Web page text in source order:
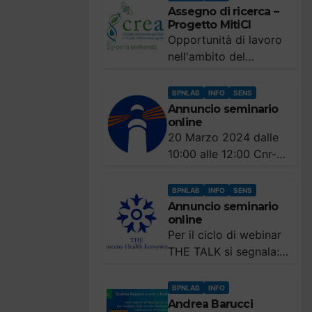
individuato a Viareggio
(Lucca) a 2 km dalla
costa. I primi resti, 4
enormi...
Assegno di ricerca –
Progetto MitiCI
Opportunità di lavoro
nell'ambito del
MitiCI "Valorizzazione
di specie mediterranee
per una forestazione
urbana volta alla
Mitigazione dei
e dell'Inquinamento",
cofinanziato da Cnr-
Ifac. Il CREA Centro...
BPNLAB INFO SENS
Annuncio seminario
online
20 Marzo 2024 dalle
10:00 alle 12:00 Cnr-
attività del progetto
PhotonHub Europe,
organizza un nuovo
seminario online
dedicato alle
dal titolo: Optical
biosensing for
BPNLAB INFO SENS
Annuncio seminario
online
Per il ciclo di webinar
THE TALK si segnala:
artificiali: robotica e
interfacce
BPNLAB INFO
Andrea Barucci